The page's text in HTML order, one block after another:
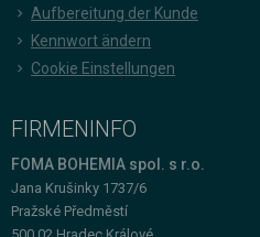
Aufbereitung der Kunde
Kennwort ändern
Cookie Einstellungen
FIRMENINFO
FOMA BOHEMIA spol. s r.o.
Jana Krušinky 1737/6
Pražské Předměstí